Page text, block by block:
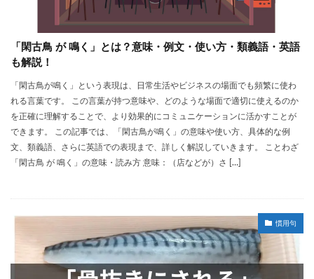
「閑古鳥 が 鳴く」とは？意味・例文・使い方・類義語・英語
も解説！
「閑古鳥が鳴く」という表現は、日常生活やビジネスの場面でも頻繁に使わ
れる言葉です。 この言葉が持つ意味や、どのような場面で適切に使えるのか
を正確に理解することで、より効果的にコミュニケーションに活かすことが
できます。 この記事では、「閑古鳥が鳴く」の意味や使い方、具体的な例
文、類義語、さらに英語での表現まで、詳しく解説していきます。 ことわざ
「閑古鳥 が 鳴く」の意味・読み方 意味：（店などが）さ […]
慣用句